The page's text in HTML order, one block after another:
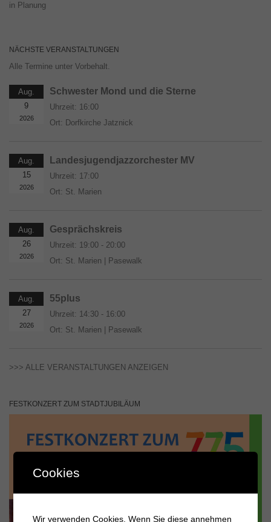
in Planung
NÄCHSTE VERANSTALTUNGEN
Alle Termine unter Vorbehalt.
Aug.
9
2026
Schwester Mond und die Sterne
Uhrzeit: 16:00
Ort: Dorfkirche Jatznick
Aug.
15
2026
Landesjugendjazzorchester MV
Uhrzeit: 17:00
Ort: St. Marien
Aug.
26
2026
Gesprächskreis
Uhrzeit: 19:00 - 20:00
Ort: St. Marien | Pasewalk
Aug.
27
2026
55plus
Uhrzeit: 14:30 - 16:00
Ort: St. Marien | Pasewalk
>>> ALLE VERANSTALTUNGEN ANZEIGEN
FESTKONZERT ZUM STADTJUBILÄUM
Cookies
Wir verwenden Cookies. Wenn Sie diese annehmen